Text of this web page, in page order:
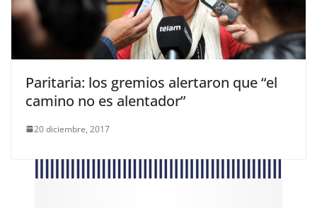
Paritaria: los gremios alertaron que “el
camino no es alentador”
20 diciembre, 2017